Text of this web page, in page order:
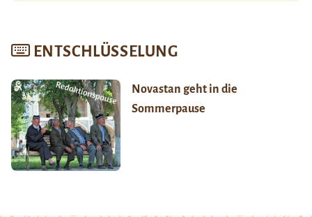
ENTSCHLÜSSELUNG
Novastan geht in die
Sommerpause